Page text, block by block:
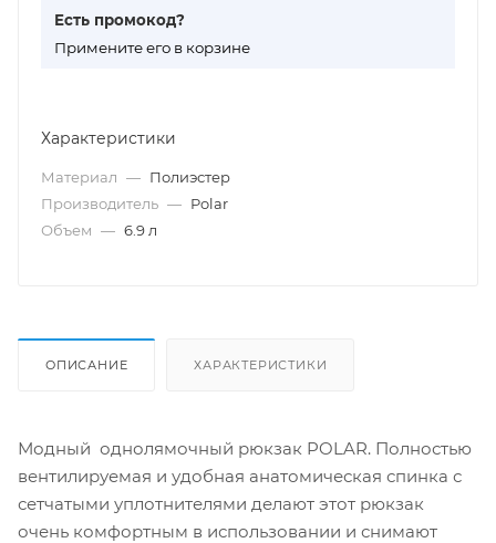
Есть промокод?
Примените его в корзине
Характеристики
Материал — Полиэстер
Производитель — Polar
Объем — 6.9 л
ОПИСАНИЕ ХАРАКТЕРИСТИКИ
Модный однолямочный рюкзак POLAR. Полностью
вентилируемая и удобная анатомическая спинка с
сетчатыми уплотнителями делают этот рюкзак
очень комфортным в использовании и снимают